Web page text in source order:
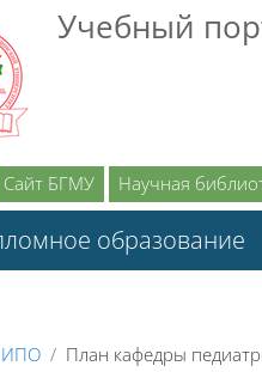
содержанию
Учебный
Сайт БГМУ Научная
образование
ИПО План кафедры